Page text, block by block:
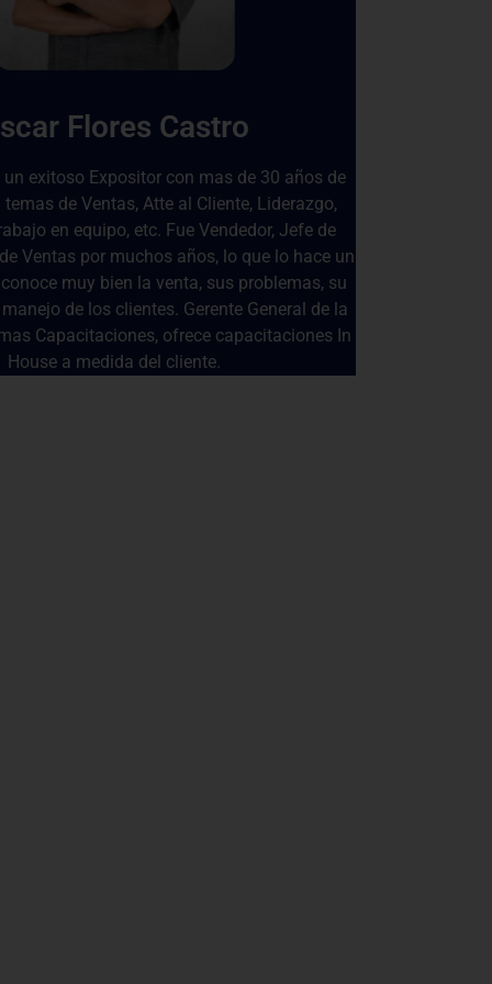
Flores Castro
un exitoso Expositor con mas de 30 años de
de Ventas, Atte al Cliente, Liderazgo,
en equipo, etc. Fue Vendedor, Jefe de
Ventas por muchos años, lo que lo hace un
muy bien la venta, sus problemas, su
de los clientes. Gerente General de la
Capacitaciones, ofrece capacitaciones In
House a medida del cliente.